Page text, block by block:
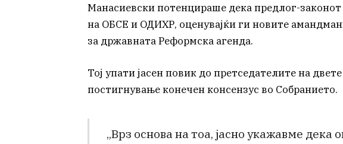
Манасиевски потенцираше дека предлог-
на ОБСЕ и ОДИХР, оценувајќи ги новите
за државната Реформска агенда.
Тој упати јасен повик до претседателите на
постигнување конечен консензус во Собранието.
„Врз основа на тоа, јасно укажавме дека